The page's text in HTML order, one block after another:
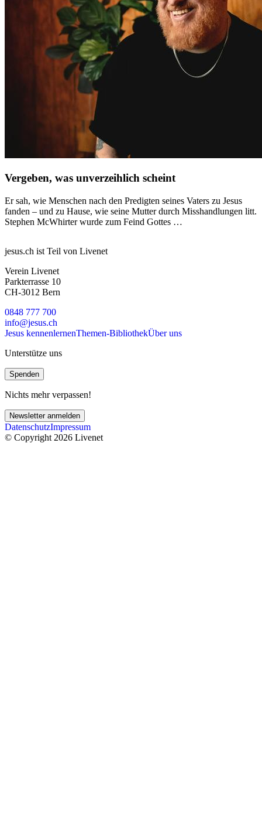
Vergeben, was unverzeihlich scheint
Er sah, wie Menschen nach den Predigten seines Vaters zu Jesus
fanden – und zu Hause, wie seine Mutter durch Misshandlungen litt.
Stephen McWhirter wurde zum Feind Gottes …
jesus.ch ist Teil von Livenet
Verein Livenet
Parkterrasse 10
CH-3012 Bern
0848 777 700
info@jesus.ch
Jesus kennenlernenThemen-BibliothekÜber uns
Unterstütze uns
Spenden
Nichts mehr verpassen!
Newsletter anmelden
DatenschutzImpressum
© Copyright 2026 Livenet